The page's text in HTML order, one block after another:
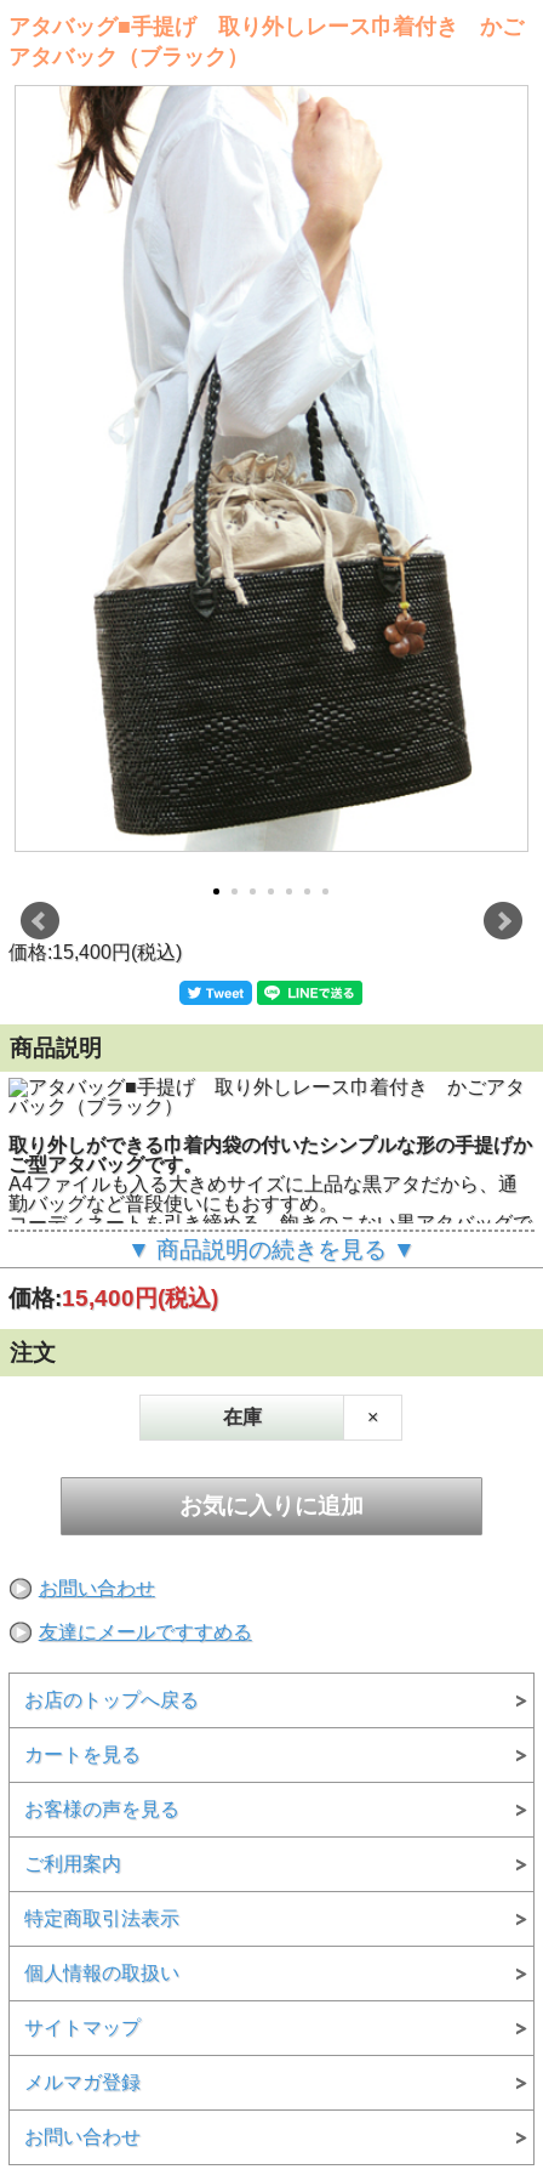
アタバッグ■手提げ 取り外しレース巾着付き かご
アタバック（ブラック）
価格:15,400円(税込)
商品説明
取り外しができる巾着内袋の付いたシンプルな形の手提げか
ご型アタバッグです。
A4ファイルも入る大きめサイズに上品な黒アタだから、通
勤バッグなど普段使いにもおすすめ。
コーディネートを引き締める、飽きのこない黒アタバッグで
上質なおしゃれを楽しみましょう。
▲上品なブラックカラーに、中を見られる心配のない巾着内
袋付きの手さげカゴアタバッグ。
すね。
るから汚れても丸洗いできて嬉しい。グレーベージュの花レ
▲さり気なく入った編み模様がとっても上品で、職人の手仕
事を感じます。
▲持ちやすい三つ編レザーの持ち手もしっかりと取り付けら
れています。
▲A4ファイルも入る大きめサイズが使いやすい。
▲シンプルデザインにシックな黒アタが上品スタイルを作り
ます。自然素材のアタバッグはエスニックファッションだけ
でなく、カジュアルコーデや浴衣にもおすすめで、プレゼン
トにも喜ばれています。
▼ 商品説明の続きを見る ▼
価格:15,400円(税込)
注文
在庫 ×
お問い合わせ
友達にメールですすめる
お店のトップへ戻る
カートを見る
お客様の声を見る
ご利用案内
特定商取引法表示
個人情報の取扱い
サイトマップ
メルマガ登録
お問い合わせ